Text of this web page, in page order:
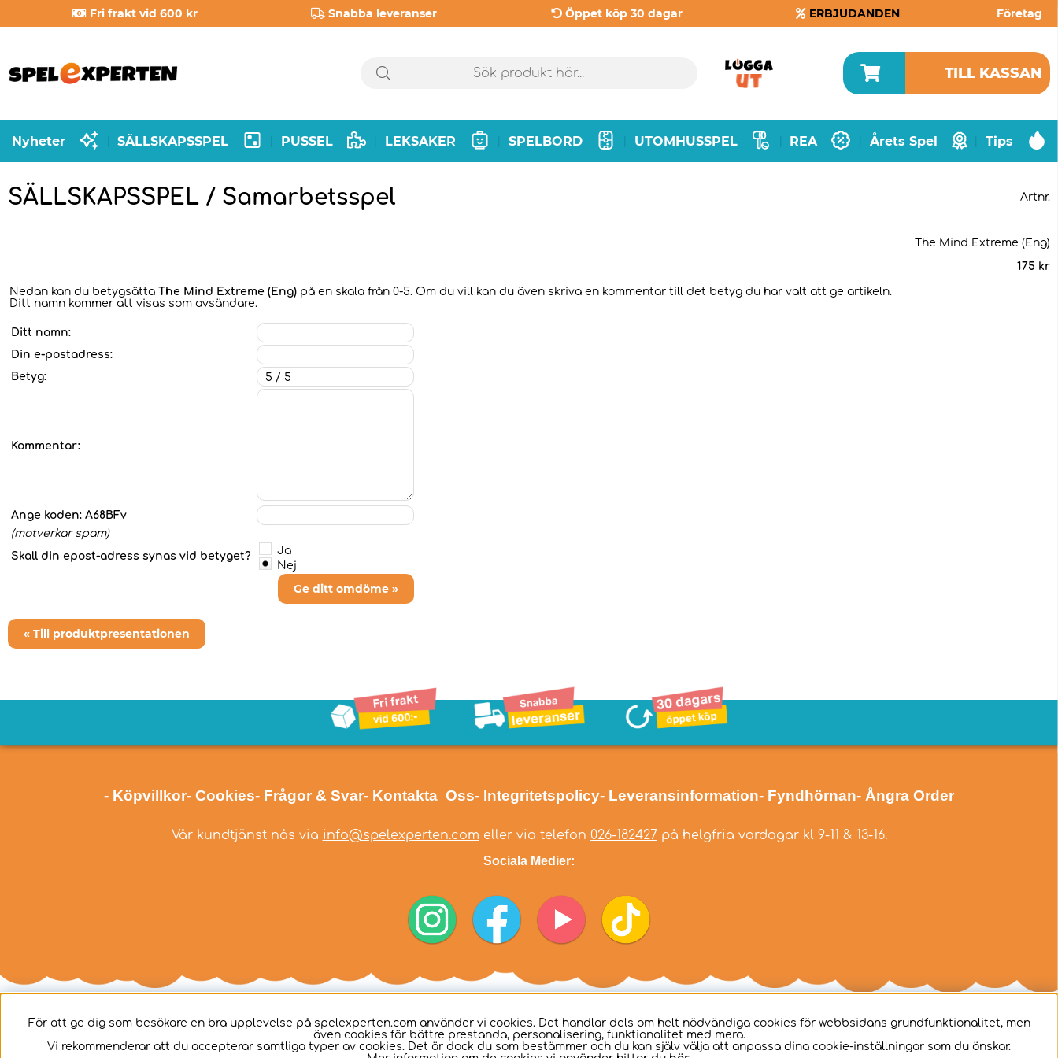
Fri frakt vid 600 kr Snabba leveranser Öppet köp 30 dagar ERBJUDANDEN Företag
TILL KASSAN
Nyheter SÄLLSKAPSSPEL PUSSEL LEKSAKER SPELBORD UTOMHUSSPEL REA Årets Spel Tips
SÄLLSKAPSSPEL / Samarbetsspel Artnr.
The Mind Extreme (Eng)
175 kr
Nedan kan du betygsätta The Mind Extreme (Eng) på en skala från 0-5. Om du vill kan du även skriva en kommentar till det betyg du har valt att ge artikeln.
Ditt namn kommer att visas som avsändare.
Ditt namn:
Din e-postadress:
Betyg:
Kommentar:
Ange koden: A68BFv
(motverkar spam)
Skall din epost-adress synas vid betyget?
Ja
Nej
Ge ditt omdöme »
« Till produktpresentationen
- Köpvillkor- Cookies- Frågor & Svar- Kontakta Oss- Integritetspolicy- Leveransinformation- Fyndhörnan- Ångra Order
Vår kundtjänst nås via info@spelexperten.com eller via telefon 026-182427på helgfria vardagar kl 9-11 & 13-16.
Sociala Medier:
För att ge dig som besökare en bra upplevelse på spelexperten.com använder vi cookies. Det handlar dels om helt nödvändiga cookies för webbsidans grundfunktionalitet, men
även cookies för bättre prestanda, personalisering, funktionalitet med mera.
Vi rekommenderar att du accepterar samtliga typer av cookies. Det är dock du som bestämmer och du kan själv välja att anpassa dina cookie-inställningar som du önskar.